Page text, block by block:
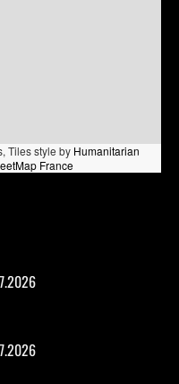
Tiles style by Humanitarian
France